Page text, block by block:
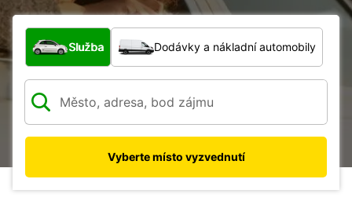
Jaký typ vozidla?
Služba Dodávky a nákladní automobily
Vyberte místo vyzvednutí